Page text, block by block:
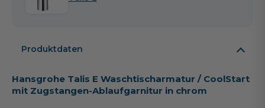
Produktdaten
Hansgrohe Talis E Waschtischarmatur / CoolStart
mit Zugstangen-Ablaufgarnitur in chrom